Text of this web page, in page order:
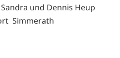
und Dennis Heup
Simmerath